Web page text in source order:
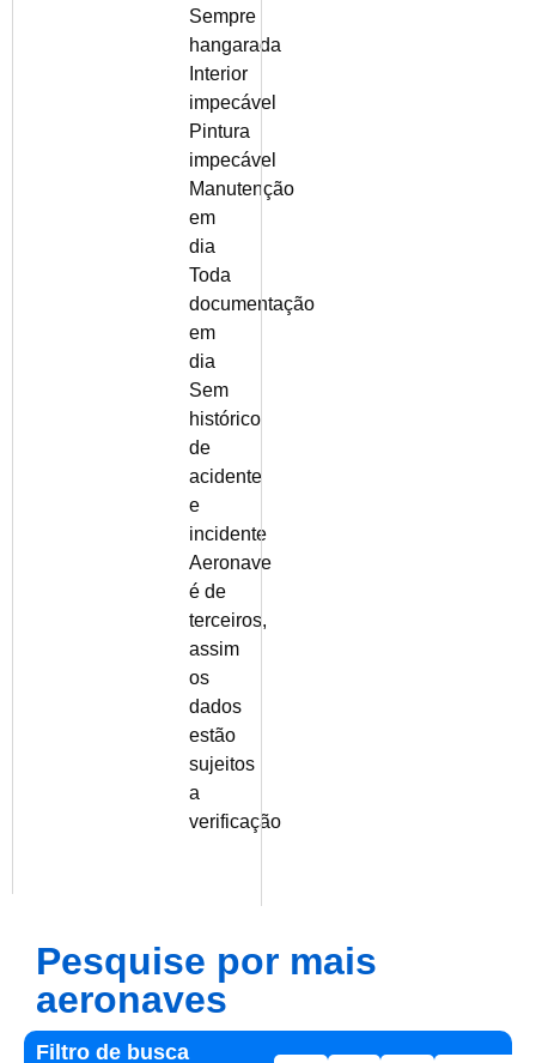
Sempre
hangarada
Interior
impecável
Pintura
impecável
Manutenção
em
dia
Toda
documentação
em
dia
Sem
histórico
de
acidente
e
incidente
Aeronave
é de
terceiros,
assim
os
dados
estão
sujeitos
a
verificação
Pesquise por mais
aeronaves
Filtro de busca